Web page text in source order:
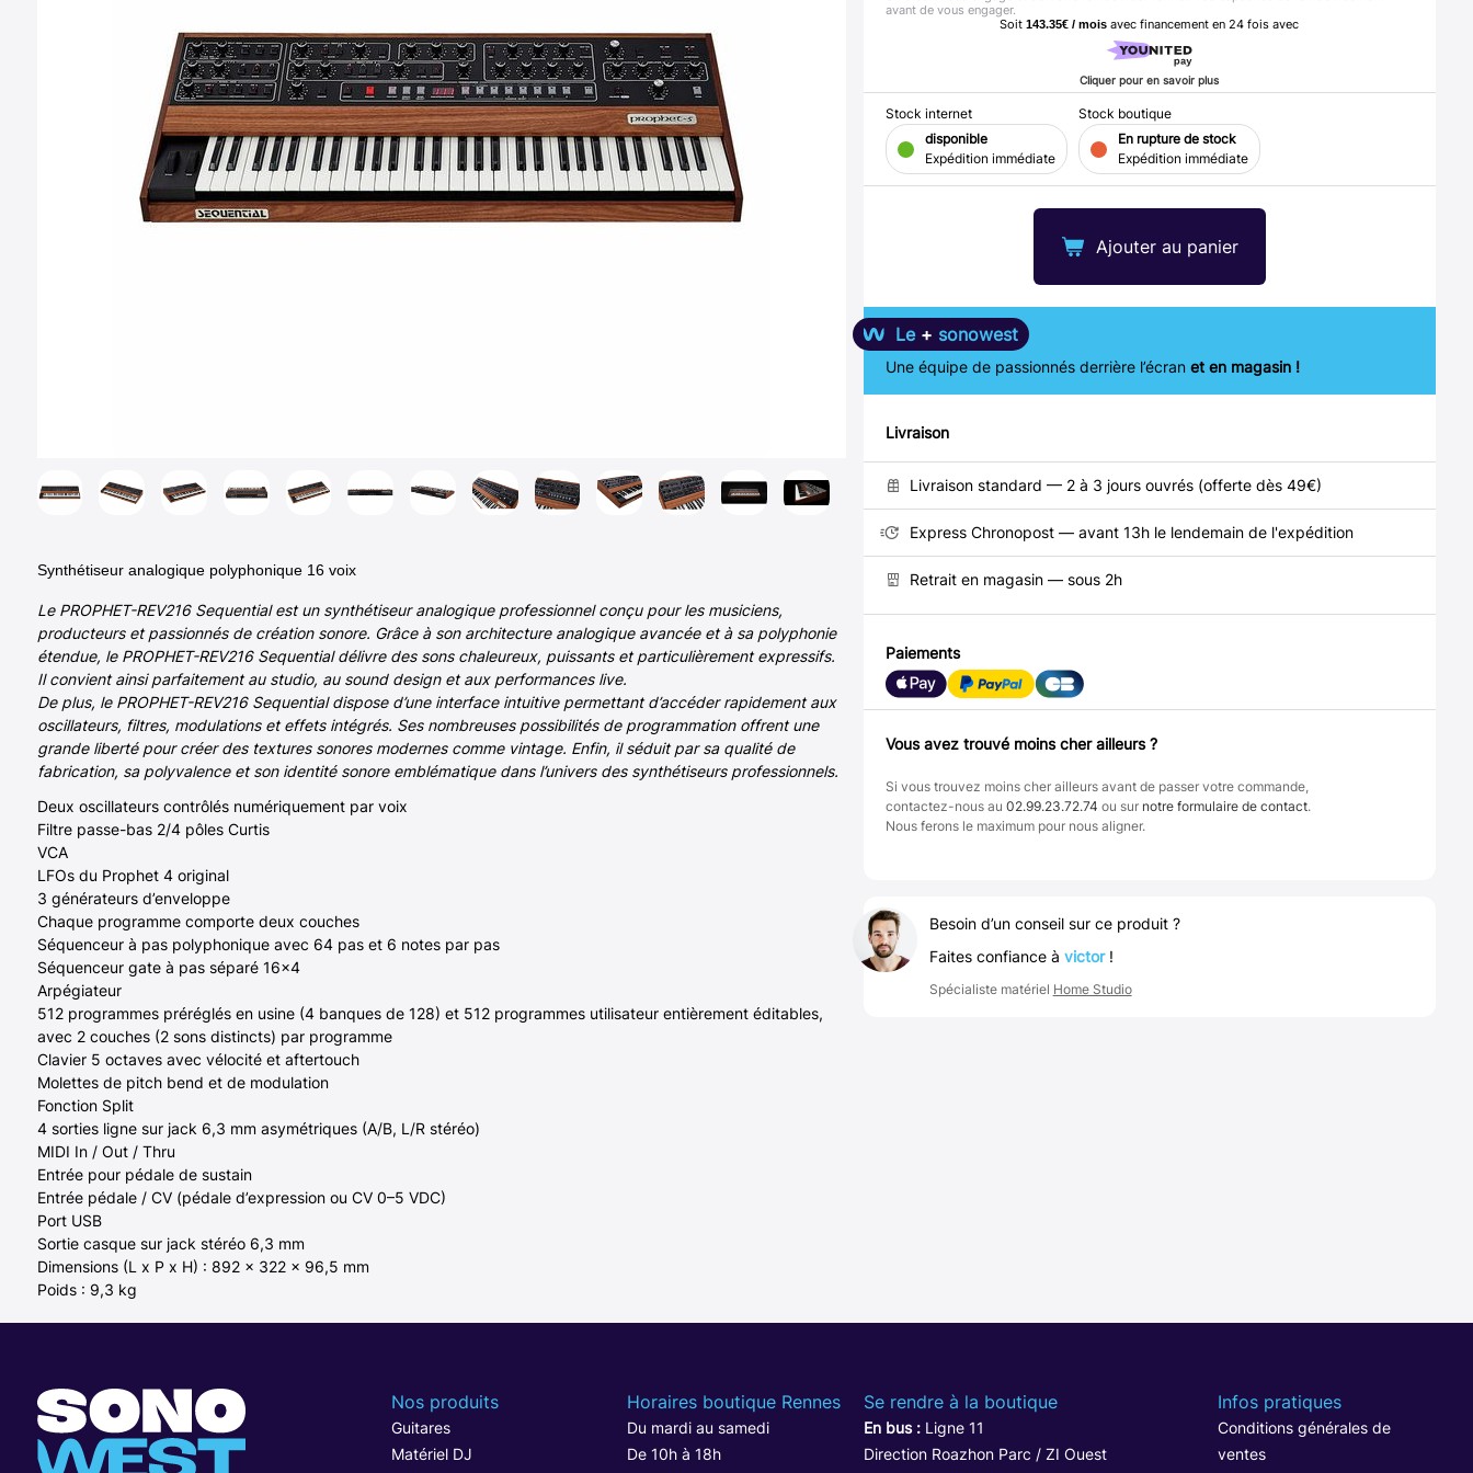
Synthétiseur analogique polyphonique 16 voix
Le PROPHET-REV216 Sequential est un synthétiseur analogique professionnel conçu pour les musiciens,
producteurs et passionnés de création sonore. Grâce à son architecture analogique avancée et à sa polyphonie
étendue, le PROPHET-REV216 Sequential délivre des sons chaleureux, puissants et particulièrement expressifs.
Il convient ainsi parfaitement au studio, au sound design et aux performances live.
De plus, le PROPHET-REV216 Sequential dispose d’une interface intuitive permettant d’accéder rapidement aux
oscillateurs, filtres, modulations et effets intégrés. Ses nombreuses possibilités de programmation offrent une
grande liberté pour créer des textures sonores modernes comme vintage. Enfin, il séduit par sa qualité de
fabrication, sa polyvalence et son identité sonore emblématique dans l’univers des synthétiseurs professionnels.
Deux oscillateurs contrôlés numériquement par voix
Filtre passe-bas 2/4 pôles Curtis
VCA
LFOs du Prophet 4 original
3 générateurs d’enveloppe
Chaque programme comporte deux couches
Séquenceur à pas polyphonique avec 64 pas et 6 notes par pas
Séquenceur gate à pas séparé 16×4
Arpégiateur
512 programmes préréglés en usine (4 banques de 128) et 512 programmes utilisateur entièrement éditables,
avec 2 couches (2 sons distincts) par programme
Clavier 5 octaves avec vélocité et aftertouch
Molettes de pitch bend et de modulation
Fonction Split
4 sorties ligne sur jack 6,3 mm asymétriques (A/B, L/R stéréo)
MIDI In / Out / Thru
Entrée pour pédale de sustain
Entrée pédale / CV (pédale d’expression ou CV 0–5 VDC)
Port USB
Sortie casque sur jack stéréo 6,3 mm
Dimensions (L x P x H) : 892 x 322 x 96,5 mm
Poids : 9,3 kg
Ajouter au panier
Soit 143.35€ / mois avec financement en 24 fois avec
Cliquer pour en savoir plus
avant de vous engager.
Stock internet
disponible
Expédition immédiate
Stock boutique
En rupture de stock
Expédition immédiate
Le + sonowest
Une équipe de passionnés derrière l’écran et en magasin !
Livraison
Livraison standard — 2 à 3 jours ouvrés (offerte dès 49€)
Express Chronopost — avant 13h le lendemain de l'expédition
Retrait en magasin — sous 2h
Paiements
Vous avez trouvé moins cher ailleurs ?
Si vous trouvez moins cher ailleurs avant de passer votre commande,
contactez-nous au 02.99.23.72.74 ou sur notre formulaire de contact.
Nous ferons le maximum pour nous aligner.
Besoin d’un conseil sur ce produit ?
Faites confiance à victor!
Spécialiste matériel Home Studio
Nos produits
Guitares
Matériel DJ
Horaires boutique Rennes
Du mardi au samedi
De 10h à 18h
Se rendre à la boutique
En bus :Ligne 11
Direction Roazhon Parc / ZI Ouest
Infos pratiques
Conditions générales de
ventes